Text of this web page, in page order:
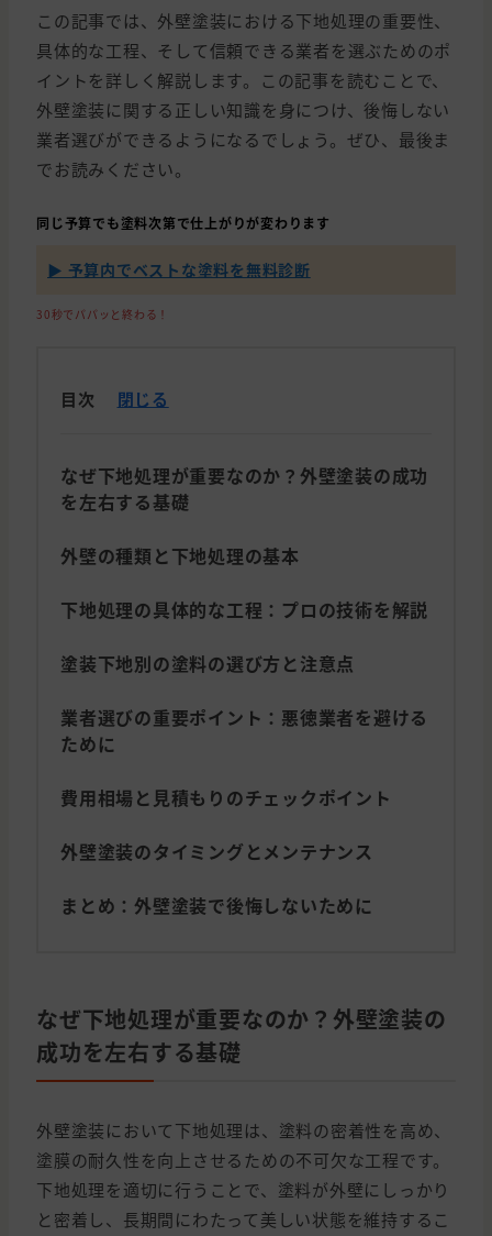
この記事では、外壁塗装における下地処理の重要性、
具体的な工程、そして信頼できる業者を選ぶためのポ
イントを詳しく解説します。この記事を読むことで、
外壁塗装に関する正しい知識を身につけ、後悔しない
業者選びができるようになるでしょう。ぜひ、最後ま
でお読みください。
同じ予算でも塗料次第で仕上がりが変わります
▶ 予算内でベストな塗料を無料診断
30秒でパパッと終わる！
目次 閉じる
なぜ下地処理が重要なのか？外壁塗装の成功
を左右する基礎
外壁の種類と下地処理の基本
下地処理の具体的な工程：プロの技術を解説
塗装下地別の塗料の選び方と注意点
業者選びの重要ポイント：悪徳業者を避ける
ために
費用相場と見積もりのチェックポイント
外壁塗装のタイミングとメンテナンス
まとめ：外壁塗装で後悔しないために
なぜ下地処理が重要なのか？外壁塗装の
成功を左右する基礎
外壁塗装において下地処理は、塗料の密着性を高め、
塗膜の耐久性を向上させるための不可欠な工程です。
下地処理を適切に行うことで、塗料が外壁にしっかり
と密着し、長期間にわたって美しい状態を維持するこ